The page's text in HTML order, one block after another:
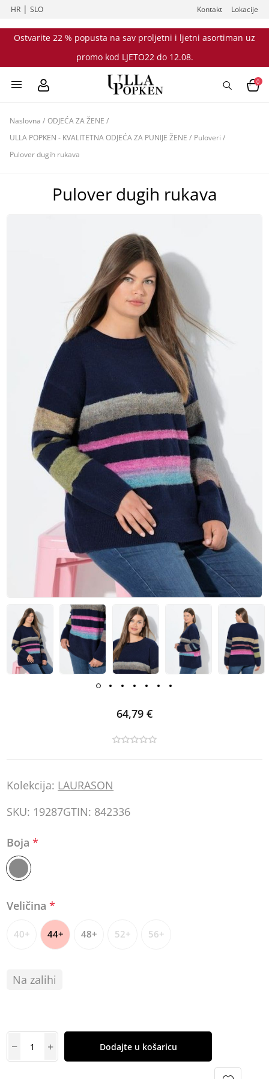
HR |SLO Kontakt Lokacije
Ostvarite 22 % popusta na sav proljetni i ljetni asortiman uz
promo kod LJETO22 do 12.08.
0
Naslovna / ODJEĆA ZA ŽENE /
ULLA POPKEN - KVALITETNA ODJEĆA ZA PUNIJE ŽENE / Puloveri /
Pulover dugih rukava
Pulover dugih rukava
64,79 €
Kolekcija: LAURASON
SKU: 19287GTIN: 842336
Boja*
Veličina*
40+ 44+ 48+ 52+ 56+
Na zalihi
Dodajte u košaricu